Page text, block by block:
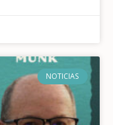
Jamie Tatsuno,
NOTICIAS